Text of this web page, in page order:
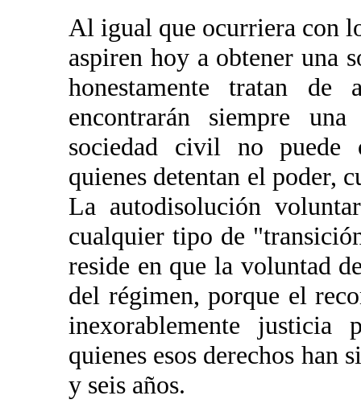
Al igual que ocurriera con
aspiren hoy a obtener una
honestamente tratan de
encontrarán siempre
sociedad civil no puede
quienes detentan el poder,
La autodisolución
cualquier tipo de
reside en que la voluntad
del régimen, porque el
inexorablemente
quienes esos derechos han
y seis años.